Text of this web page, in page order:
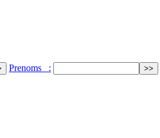
Prenoms :